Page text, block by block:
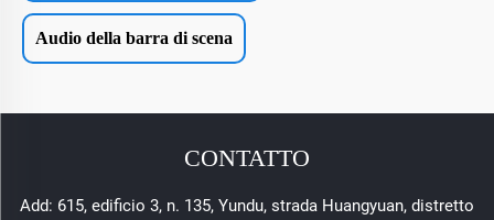
Audio della barra di scena
CONTATTO
Add: 615, edificio 3, n. 135, Yundu, strada Huangyuan, distretto